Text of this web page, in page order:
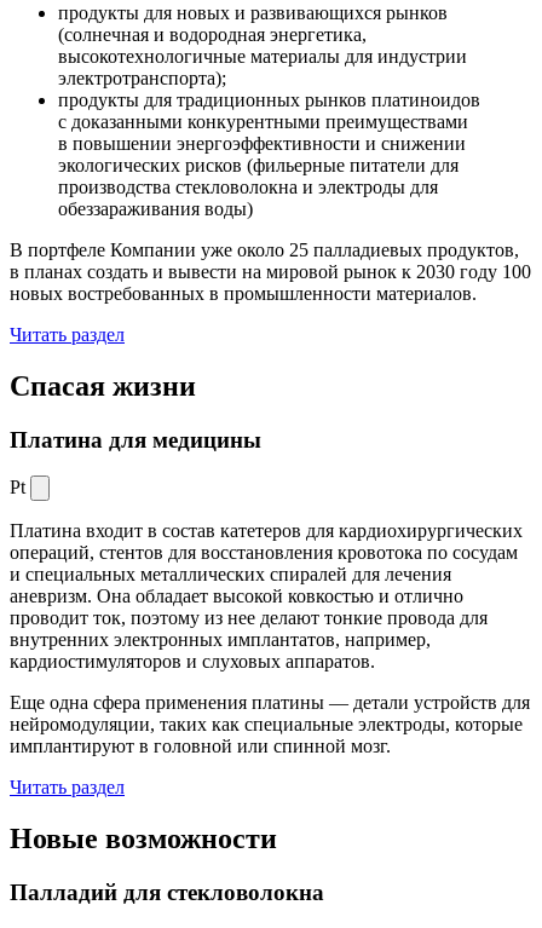
продукты для новых и развивающихся рынков
(солнечная и водородная энергетика,
высокотехнологичные материалы для индустрии
электротранспорта);
продукты для традиционных рынков платиноидов
с доказанными конкурентными преимуществами
в повышении энергоэффективности и снижении
экологических рисков (фильерные питатели для
производства стекловолокна и электроды для
обеззараживания воды)
В портфеле Компании уже около 25 палладиевых продуктов,
в планах создать и вывести на мировой рынок к 2030 году 100
новых востребованных в промышленности материалов.
Читать раздел
Спасая жизни
Платина для медицины
Pt
Платина входит в состав катетеров для кардиохирургических
операций, стентов для восстановления кровотока по сосудам
и специальных металлических спиралей для лечения
аневризм. Она обладает высокой ковкостью и отлично
проводит ток, поэтому из нее делают тонкие провода для
внутренних электронных имплантатов, например,
кардиостимуляторов и слуховых аппаратов.
Еще одна сфера применения платины — детали устройств для
нейромодуляции, таких как специальные электроды, которые
имплантируют в головной или спинной мозг.
Читать раздел
Новые возможности
Палладий для стекловолокна